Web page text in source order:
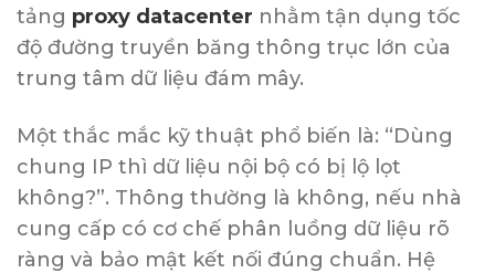
tảng proxy datacenter nhằm tận dụng tốc
độ đường truyền băng thông trục lớn của
trung tâm dữ liệu đám mây.
Một thắc mắc kỹ thuật phổ biến là: “Dùng
chung IP thì dữ liệu nội bộ có bị lộ lọt
không?”. Thông thường là không, nếu nhà
cung cấp có cơ chế phân luồng dữ liệu rõ
ràng và bảo mật kết nối đúng chuẩn. Hệ